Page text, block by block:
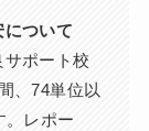
について
ポート校
、74単位以
。レポー